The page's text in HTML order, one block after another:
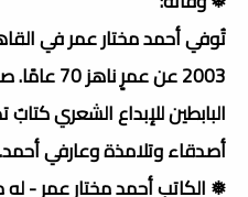
البابطين للإبداع الشعري
أصدقاء وتلامذة وعارفي أحمد.
❅ الكاتب أحمد مختار عمر -